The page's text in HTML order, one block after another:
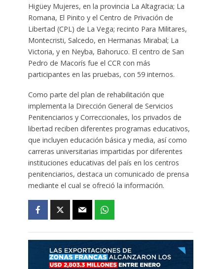
Higüey Mujeres, en la provincia La Altagracia; La
Romana, El Pinito y el Centro de Privación de
Libertad (CPL) de La Vega; recinto Para Militares,
Montecristi, Salcedo, en Hermanas Mirabal; La
Victoria, y en Neyba, Bahoruco. El centro de San
Pedro de Macorís fue el CCR con más
participantes en las pruebas, con 59 internos.
Como parte del plan de rehabilitación que
implementa la Dirección General de Servicios
Penitenciarios y Correccionales, los privados de
libertad reciben diferentes programas educativos,
que incluyen educación básica y media, así como
carreras universitarias impartidas por diferentes
instituciones educativas del país en los centros
penitenciarios, destaca un comunicado de prensa
mediante el cual se ofreció la información.